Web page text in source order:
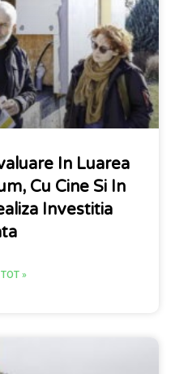
In Luarea
Cu Cine Si In
Investitia
»